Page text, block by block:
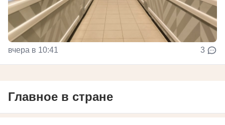
вчера в 10:41 3
Главное в стране